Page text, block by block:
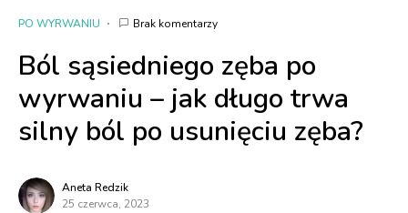
PO WYRWANIU Brak komentarzy
Ból sąsiedniego zęba po
wyrwaniu – jak długo trwa
silny ból po usunięciu zęba?
Aneta Redzik
25 czerwca, 2023